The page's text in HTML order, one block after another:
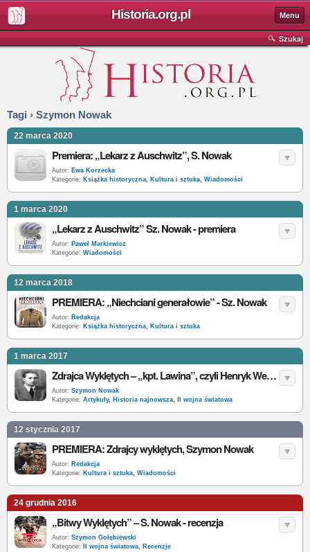
Historia.org.pl Menu
Szukaj
Tagi › Szymon Nowak
22 marca 2020
Premiera: „Lekarz z Auschwitz”, S. Nowak
Autor: Ewa Korzecka
Kategorie: Książka historyczna, Kultura i sztuka, Wiadomości
1 marca 2020
„Lekarz z Auschwitz” Sz. Nowak - premiera
Autor: Paweł Markiewicz
Kategorie: Wiadomości
12 marca 2018
PREMIERA: „Niechciani generałowie” - Sz. Nowak
Autor: Redakcja
Kategorie: Książka historyczna, Kultura i sztuka
1 marca 2017
Zdrajca Wyklętych – „kpt. Lawina”, czyli Henryk Wendrowski
Autor: Szymon Nowak
Kategorie: Artykuły, Historia najnowsza, II wojna światowa
12 stycznia 2017
PREMIERA: Zdrajcy wyklętych, Szymon Nowak
Autor: Redakcja
Kategorie: Kultura i sztuka, Wiadomości
24 grudnia 2016
„Bitwy Wyklętych” – S. Nowak - recenzja
Autor: Szymon Gołębiewski
Kategorie:
II wojna światowa, Recenzje